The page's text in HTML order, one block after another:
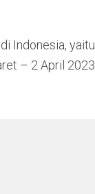
Indonesia, yaitu
– 2 April 2023.